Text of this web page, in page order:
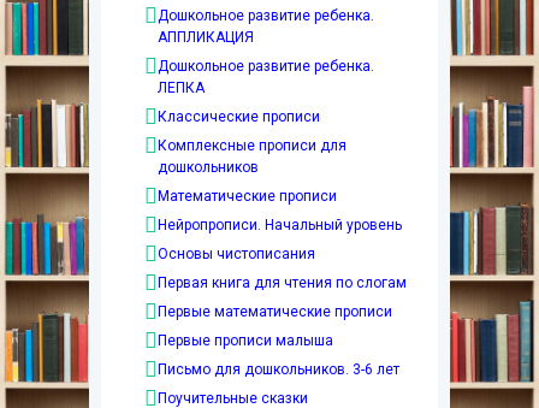
Дошкольное развитие ребенка.
АППЛИКАЦИЯ
Дошкольное развитие ребенка.
ЛЕПКА
Классические прописи
Комплексные прописи для
дошкольников
Математические прописи
Нейропрописи. Начальный уровень
Основы чистописания
Первая книга для чтения по слогам
Первые математические прописи
Первые прописи малыша
Письмо для дошкольников. 3-6 лет
Поучительные сказки